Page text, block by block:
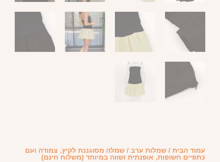
עמוד הבית / שמלות ערב / שמלה מסוגננת לקיץ, צמודה ועם
כתפיים חשופות, אופנתית ושווה במיוחד (משלוח חינם)